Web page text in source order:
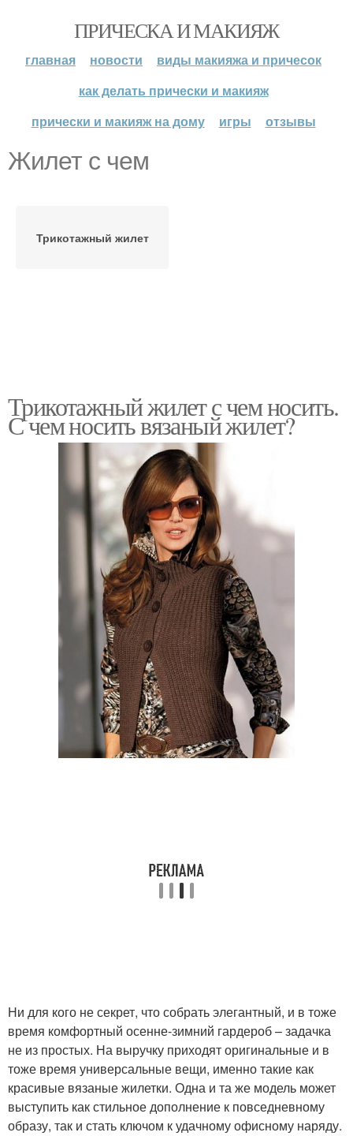
ПРИЧЕСКА И МАКИЯЖ
главная новости
виды макияжа и причесок
как делать прически и макияж
прически и макияж на дому
игры отзывы
Жилет с чем
Трикотажный жилет
Трикотажный жилет с чем носить.
С чем носить вязаный жилет?
Ни для кого не секрет, что собрать элегантный, и в тоже
время комфортный осенне-зимний гардероб – задачка
не из простых. На выручку приходят оригинальные и в
тоже время универсальные вещи, именно такие как
красивые вязаные жилетки. Одна и та же модель может
выступить как стильное дополнение к повседневному
образу, так и стать ключом к удачному офисному наряду.